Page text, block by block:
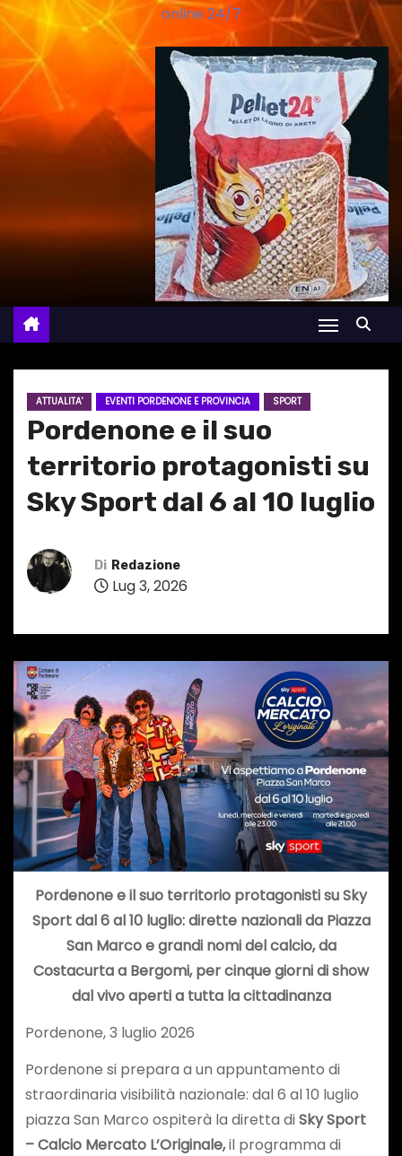
online 24/7
ATTUALITA' EVENTI PORDENONE E PROVINCIA SPORT
Pordenone e il suo
territorio protagonisti su
Sky Sport dal 6 al 10 luglio
Di Redazione
Lug 3, 2026
Pordenone e il suo territorio protagonisti su Sky
Sport dal 6 al 10 luglio:dirette nazionali da Piazza
San Marco e grandi nomi del calcio,da
Costacurta a Bergomi, per cinque giorni di show
dal vivoaperti a tutta la cittadinanza
Pordenone, 3 luglio 2026
Pordenone si prepara a un appuntamento di
straordinaria visibilità nazionale: dal 6 al 10 luglio
piazza San Marco ospiterà la diretta diSky Sport
– Calcio Mercato L’Originale,il programma di